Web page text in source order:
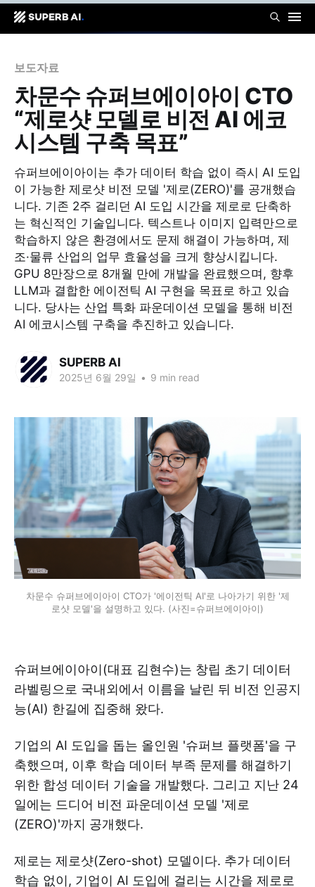
보도자료
차문수 슈퍼브에이아이 CTO
“제로샷 모델로 비전 AI 에코
시스템 구축 목표”
슈퍼브에이아이는 추가 데이터 학습 없이 즉시 AI 도입
이 가능한 제로샷 비전 모델 '제로(ZERO)'를 공개했습
니다. 기존 2주 걸리던 AI 도입 시간을 제로로 단축하
는 혁신적인 기술입니다. 텍스트나 이미지 입력만으로
학습하지 않은 환경에서도 문제 해결이 가능하며, 제
조·물류 산업의 업무 효율성을 크게 향상시킵니다.
GPU 8만장으로 8개월 만에 개발을 완료했으며, 향후
LLM과 결합한 에이전틱 AI 구현을 목표로 하고 있습
니다. 당사는 산업 특화 파운데이션 모델을 통해 비전
AI 에코시스템 구축을 추진하고 있습니다.
SUPERB AI
2025년 6월 29일 • 9 min read
차문수 슈퍼브에이아이 CTO가 '에이전틱 AI'로 나아가기 위한 '제
로샷 모델'을 설명하고 있다. (사진=슈퍼브에이아이)
슈퍼브에이아이(대표 김현수)는 창립 초기 데이터
라벨링으로 국내외에서 이름을 날린 뒤 비전 인공지
능(AI) 한길에 집중해 왔다.
기업의 AI 도입을 돕는 올인원 '슈퍼브 플랫폼'을 구
축했으며, 이후 학습 데이터 부족 문제를 해결하기
위한 합성 데이터 기술을 개발했다. 그리고 지난 24
일에는 드디어 비전 파운데이션 모델 '제로
(ZERO)'까지 공개했다.
제로는 제로샷(Zero-shot) 모델이다. 추가 데이터
학습 없이, 기업이 AI 도입에 걸리는 시간을 제로로